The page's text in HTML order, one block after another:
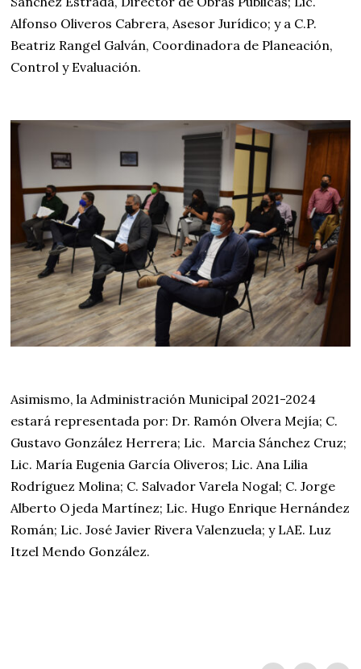
Alfonso Oliveros Cabrera, Asesor Jurídico; y a C.P.
Beatriz Rangel Galván, Coordinadora de Planeación,
Control y Evaluación.
Asimismo, la Administración Municipal 2021-2024
estará representada por: Dr. Ramón Olvera Mejía; C.
Gustavo González Herrera; Lic. Marcia Sánchez Cruz;
Lic. María Eugenia García Oliveros; Lic. Ana Lilia
Rodríguez Molina; C. Salvador Varela Nogal; C. Jorge
Alberto Ojeda Martínez; Lic. Hugo Enrique Hernández
Román; Lic. José Javier Rivera Valenzuela; y LAE. Luz
Itzel Mendo González.